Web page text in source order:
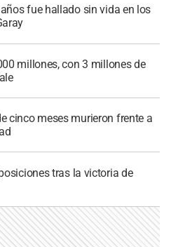
fue hallado sin vida en los
millones, con 3 millones de
cinco meses murieron frente a
tras la victoria de